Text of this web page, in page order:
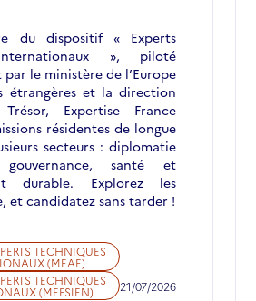
du dispositif « Experts
», piloté
le ministère de l’Europe
étrangères et la direction
Expertise France
résidentes de longue
secteurs : diplomatie
gouvernance, santé et
durable. Explorez les
et candidatez sans tarder !
TECHNIQUES
(MEAE)
TECHNIQUES
(MEFSIEN) 21/07/2026